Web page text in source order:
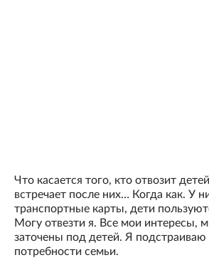
Что касается того, кто отвозит
встречает после них… Когда как. У
транспортные карты, дети
Могу отвезти я. Все мои интересы,
заточены под детей. Я подстраиваю
потребности семьи.